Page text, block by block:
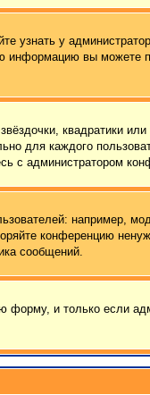
узнать у
информацию вы можете
квадратики
для каждого
с администратором
например,
конференцию
сообщений.
форму, и только если